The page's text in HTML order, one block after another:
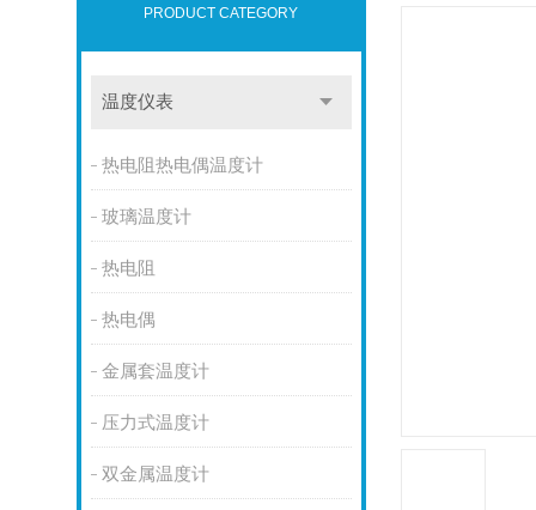
PRODUCT CATEGORY
温度仪表
热电阻热电偶温度计
玻璃温度计
热电阻
热电偶
金属套温度计
压力式温度计
双金属温度计